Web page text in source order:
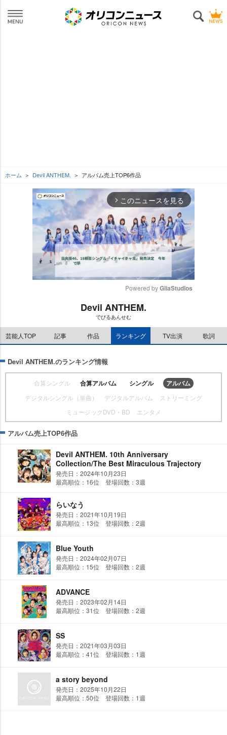
ホーム Devil ANTHEM. アルバム売上TOP6作品
arrow_forward_ios このニュースを見る
t
Powered by GliaStudios
Devil ANTHEM.
でびるあんせむ
芸能人TOP 記事 作品 ランキング TV出演 歌詞
Devil ANTHEM.のランキング情報
合算シングル 合算アルバム シングル アルバム
デジタルシングル（単曲） デジタルアルバム
ストリーミング
ミュージックDVD・BD
エンタメ
アルバム売上TOP6作品
Devil ANTHEM. 10th Anniversary
Collection/The Best Miraculous Trajectory
発売日：2024年10月23日
最高順位：16位 登場回数：3週
らいなう
発売日：2021年10月19日
最高順位：13位 登場回数：2週
Blue Youth
発売日：2024年02月07日
最高順位：15位 登場回数：2週
ADVANCE
発売日：2023年02月14日
最高順位：31位 登場回数：2週
SS
発売日：2021年03月03日
最高順位：41位 登場回数：1週
a story beyond
発売日：2025年10月22日
最高順位：50位 登場回数：1週